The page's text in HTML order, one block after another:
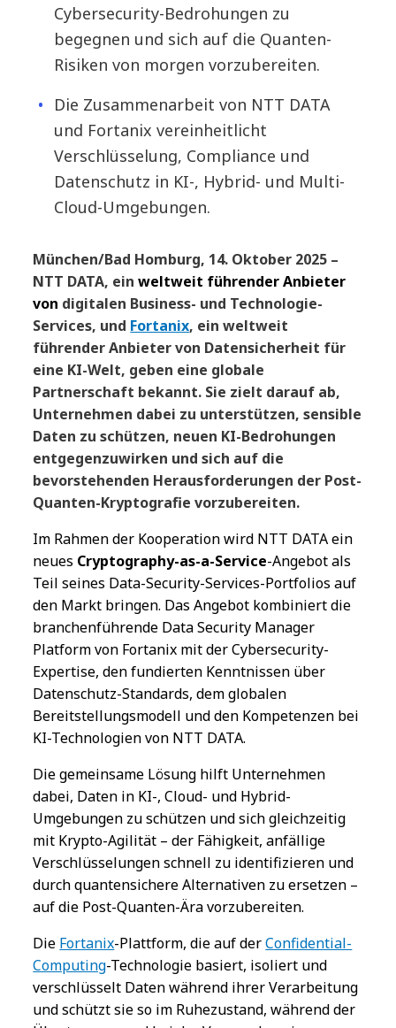
Cybersecurity-Bedrohungen zu
begegnen und sich auf die Quanten-
Risiken von morgen vorzubereiten.
Die Zusammenarbeit von NTT DATA
und Fortanix vereinheitlicht
Verschlüsselung, Compliance und
Datenschutz in KI-, Hybrid- und Multi-
Cloud-Umgebungen.
München/Bad Homburg, 14. Oktober 2025 –
NTT DATA, einweltweit führender Anbieter
von digitalen Business- und Technologie-
Services, und Fortanix, ein weltweit
führender Anbieter von Datensicherheit für
eine KI-Welt, geben eine globale
Partnerschaft bekannt. Sie zielt darauf ab,
Unternehmen dabei zu unterstützen, sensible
Daten zu schützen, neuen KI-Bedrohungen
entgegenzuwirken und sich auf die
bevorstehenden Herausforderungen der Post-
Quanten-Kryptografie vorzubereiten.
Im Rahmen der Kooperation wird NTT DATA ein
neues Cryptography-as-a-Service-Angebot als
Teil seines Data-Security-Services-Portfolios auf
den Markt bringen. Das Angebot kombiniert die
branchenführende Data Security Manager
Platform von Fortanix mit der Cybersecurity-
Expertise, den fundierten Kenntnissen über
Datenschutz-Standards, dem globalen
Bereitstellungsmodell und den Kompetenzen bei
KI-Technologien von NTT DATA.
Die gemeinsame Lösung hilft Unternehmen
dabei, Daten in KI-, Cloud- und Hybrid-
Umgebungen zu schützen und sich gleichzeitig
mit Krypto-Agilität – der Fähigkeit, anfällige
Verschlüsselungen schnell zu identifizieren und
durch quantensichere Alternativen zu ersetzen –
auf die Post-Quanten-Ära vorzubereiten.
Die Fortanix-Plattform, die auf derConfidential-
Computing-Technologie basiert, isoliert und
verschlüsselt Daten während ihrer Verarbeitung
und schützt sie so im Ruhezustand, während der